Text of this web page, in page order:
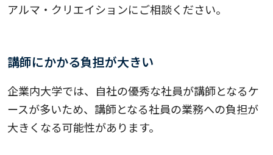
アルマ・クリエイションにご相談ください。
講師にかかる負担が大きい
企業内大学では、自社の優秀な社員が講師となるケ
ースが多いため、講師となる社員の業務への負担が
大きくなる可能性があります。